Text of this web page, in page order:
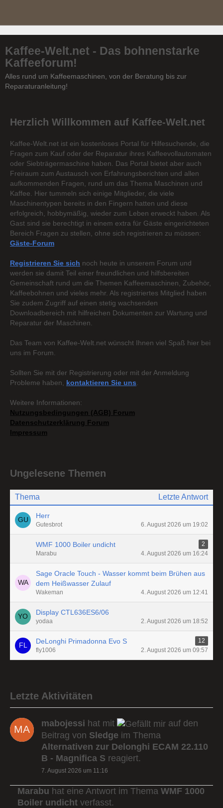
Kaffee-Welt.net - Das bohnenstarke
Kaffeeforum!
Alles rund um Kaffeemaschinen, von der Beratung bis zur
Reparaturanleitung!
Herzlich Willkommen auf Kaffee-Welt.net
Kaffee-Welt.net ist ein kostenloses Portal für Hilfesuchende, die
Fragen zum Kauf oder der Reparatur ihres Kaffeevollautomaten
oder Siebträgermaschine haben. Das Portal bietet aber auch
Freiraum zum Austausch von Erfahrungsberichten und allen
aufkommenden Fragen, rund um das Thema Maschinen und
Kaffee. Hier tummeln sich einige Mitglieder, die viele
Maschinentypen bereits in den Fingern hatten und diese
erfolgreich, hobbymäßig, wieder zum Leben erweckt haben. Als
Gast sind sie berechtigt in einem extra für Gäste eingerichteten
Bereich Fragen zu stellen, ohne sich registrieren zu müssen:
Gäste-Forum
Registrieren Sie sich noch heute in unserem Forum und
werden sie damit Teil einer freundlichen und hilfsbereiten
Gemeinschaft rund um die Themen Kaffeemaschinen, Zubehör,
Kaffeebohnen und vieles mehr. Als registriertes Mitglied haben
Sie zudem Zugriff auf einen stetig wachsenden
Downloadbereich mit hilfreichen Dokumenten zur Wartung und
Reparatur der Maschinen.
Das Team von Kaffee-Welt.net wünscht Ihnen viel Spaß hier bei
uns im Forum.
Sollten Sie mit der Registrierung oder mit der Anmeldung
Probleme haben, kontaktieren Sie uns
Weitere Informationen:
Nutzungsbedingungen (AGB) Forum
Datenschutzerklärung Forum
Impressum
Ungelesene Themen
Thema Letzte Antwort
Herr
Gutesbrot 6. August 2026 um 19:02
WMF 1000 Boiler undicht
2
Marabu
4. August 2026 um 16:24
Sage Oracle Touch - Wasser kommt beim Brühen aus
dem Heißwasser Zulauf
Wakeman 4. August 2026 um 12:41
Display CTL636ES6/06
yodaa 2. August 2026 um 18:52
DeLonghi Primadonna Evo S
12
fly1006
2. August 2026 um 09:57
Letzte Aktivitäten
mabojessi hat mit
auf den
Beitrag von Sledge im Thema
Alternativen zur Delonghi ECAM 22.110
B - Magnifica S reagiert.
7. August 2026 um 11:16
Marabu hat eine Antwort im Thema WMF 1000
Boiler undicht verfasst.